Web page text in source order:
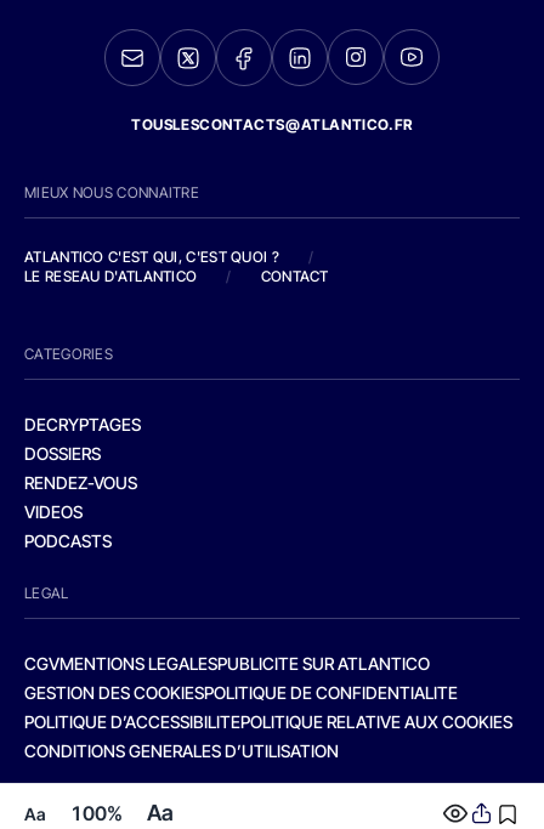
Aa 100% Aa
TOUSLESCONTACTS@ATLANTICO.FR
MIEUX NOUS CONNAITRE
ATLANTICO C'EST QUI, C'EST QUOI ?
/
LE RESEAU D'ATLANTICO
/ CONTACT
CATEGORIES
DECRYPTAGES
DOSSIERS
RENDEZ-VOUS
VIDEOS
PODCASTS
LEGAL
CGVMENTIONS LEGALESPUBLICITE SUR ATLANTICO
GESTION DES COOKIESPOLITIQUE DE CONFIDENTIALITE
POLITIQUE D’ACCESSIBILITEPOLITIQUE RELATIVE AUX COOKIES
CONDITIONS GENERALES D’UTILISATION